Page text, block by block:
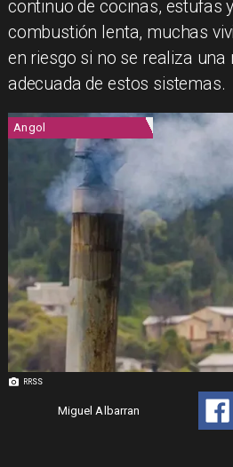
continuo de cocinas, estufas
combustión lenta, muchas
en riesgo si no se realiza una
adecuada de estos sistemas.
RRSS
Angol
Miguel Albarran